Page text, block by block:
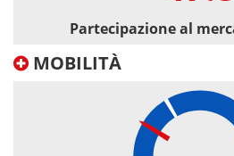
Partecipazione al
MOBILITÀ